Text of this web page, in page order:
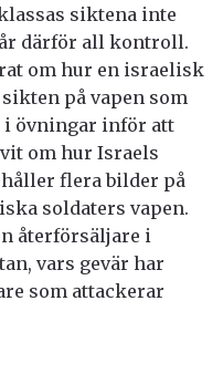
siktena inte
därför all kontroll.
om hur en israelisk
på vapen som
i övningar inför att
om hur Israels
flera bilder på
soldaters vapen.
återförsäljare i
vars gevär har
som attackerar